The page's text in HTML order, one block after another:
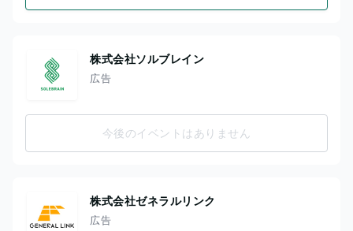
株式会社ソルブレイン
広告
今後のイベントはありません
株式会社ゼネラルリンク
広告